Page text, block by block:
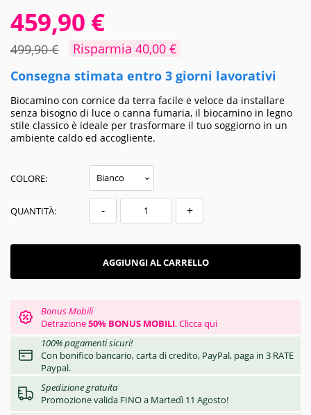
459,90 €
499,90 €
Risparmia 40,00 €
Consegna stimata entro 3 giorni lavorativi
Biocamino con cornice da terra facile e veloce da installare
senza bisogno di luce o canna fumaria, il biocamino in legno
stile classico è ideale per trasformare il tuo soggiorno in un
ambiente caldo ed accogliente.
COLORE:
QUANTITÀ: - +
AGGIUNGI AL CARRELLO
Bonus Mobili
Detrazione50% BONUS MOBILI.Clicca qui
100% pagamenti sicuri!
Con bonifico bancario, carta di credito, PayPal, paga in 3 RATE
Paypal.
Spedizione gratuita
Promozione valida FINO a Martedì 11 Agosto!